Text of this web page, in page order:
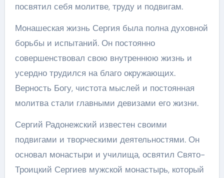
посвятил себя молитве, труду и подвигам.
Монашеская жизнь Сергия была полна духовной
борьбы и испытаний. Он постоянно
совершенствовал свою внутреннюю жизнь и
усердно трудился на благо окружающих.
Верность Богу, чистота мыслей и постоянная
молитва стали главными девизами его жизни.
Сергий Радонежский известен своими
подвигами и творческими деятельностями. Он
основал монастыри и училища, освятил Свято-
Троицкий Сергиев мужской монастырь, который